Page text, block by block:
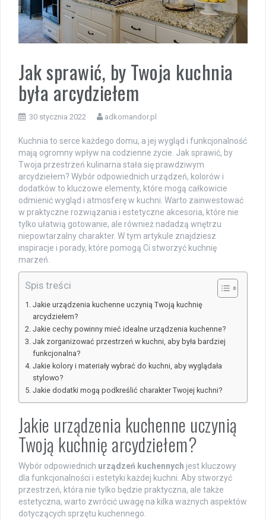
Jak sprawić, by Twoja kuchnia
była arcydziełem
30 stycznia 2022 adkomandor.pl
Kuchnia to serce każdego domu, a jej wygląd i funkcjonalność
mają ogromny wpływ na codzienne życie. Jak sprawić, by
Twoja przestrzeń kulinarna stała się prawdziwym
arcydziełem? Wybór odpowiednich urządzeń, kolorów i
dodatków to kluczowe elementy, które mogą całkowicie
odmienić wygląd i atmosferę w kuchni. Warto zainwestować
w praktyczne rozwiązania i estetyczne akcesoria, które nie
tylko ułatwią gotowanie, ale również nadadzą wnętrzu
niepowtarzalny charakter. W tym artykule znajdziesz
inspiracje i porady, które pomogą Ci stworzyć kuchnię
marzeń.
Spis treści
Jakie urządzenia kuchenne uczynią Twoją kuchnię
arcydziełem?
Jakie cechy powinny mieć idealne urządzenia kuchenne?
Jak zorganizować przestrzeń w kuchni, aby była bardziej
funkcjonalna?
Jakie kolory i materiały wybrać do kuchni, aby wyglądała
stylowo?
Jakie dodatki mogą podkreślić charakter Twojej kuchni?
Jakie urządzenia kuchenne uczynią
Twoją kuchnię arcydziełem?
Wybór odpowiednich urządzeń kuchennych jest kluczowy
dla funkcjonalności i estetyki każdej kuchni. Aby stworzyć
przestrzeń, która nie tylko będzie praktyczna, ale także
estetyczna, warto zwrócić uwagę na kilka ważnych aspektów
dotyczących sprzętu kuchennego.